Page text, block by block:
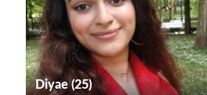
Diyae (25)